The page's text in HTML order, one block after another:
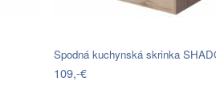
Spodná kuchynská skrinka
109,-€